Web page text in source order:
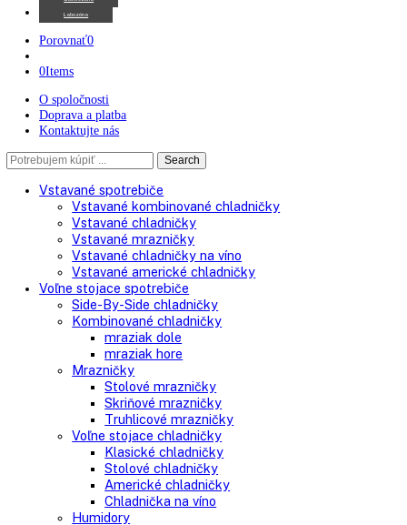
Automatické kávovary
Kávy
Gastrozóna
Porovnať 0
0Items
O spoločnosti
Kontaktujte nás
Search
Vstavané spotrebiče
Vstavané kombinované chladničky
Vstavané chladničky
Vstavané mrazničky
Vstavané chladničky na víno
Vstavané americké chladničky
Voľne stojace spotrebiče
Side-By-Side chladničky
Kombinované chladničky
mraziak dole
mraziak hore
Mrazničky
Stolové mrazničky
Skriňové mrazničky
Truhlicové mrazničky